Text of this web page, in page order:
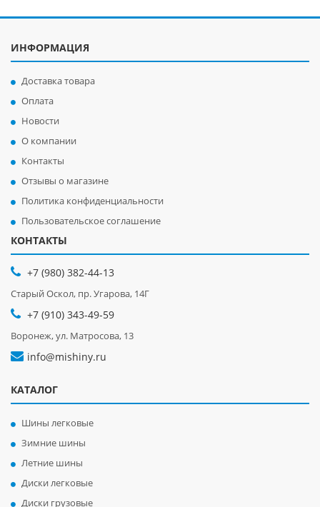
ИНФОРМАЦИЯ
Доставка товара
Оплата
Новости
О компании
Контакты
Отзывы о магазине
Политика конфиденциальности
Пользовательское соглашение
КОНТАКТЫ
+7 (980) 382-44-13
Старый Оскол, пр. Угарова, 14Г
+7 (910) 343-49-59
Воронеж, ул. Матросова, 13
info@mishiny.ru
КАТАЛОГ
Шины легковые
Зимние шины
Летние шины
Диски легковые
Диски грузовые